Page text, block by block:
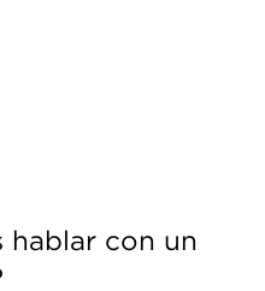
hablar con un